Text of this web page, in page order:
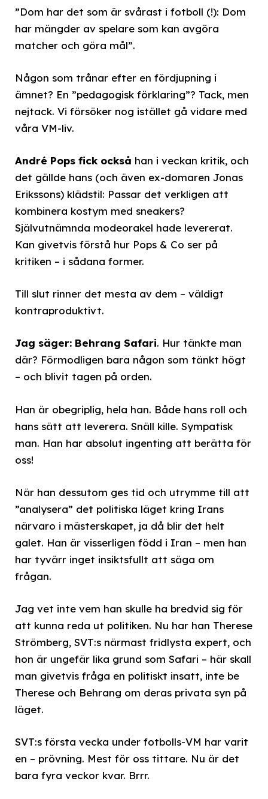
”Dom har det som är svårast i fotboll (!): Dom
har mängder av spelare som kan avgöra
matcher och göra mål”.
Någon som trånar efter en fördjupning i
ämnet? En ”pedagogisk förklaring”? Tack, men
nejtack. Vi försöker nog istället gå vidare med
våra VM-liv.
André Pops fick också han i veckan kritik, och
det gällde hans (och även ex-domaren Jonas
Erikssons) klädstil: Passar det verkligen att
kombinera kostym med sneakers?
Självutnämnda modeorakel hade levererat.
Kan givetvis förstå hur Pops & Co ser på
kritiken – i sådana former.
Till slut rinner det mesta av dem – väldigt
kontraproduktivt.
Jag säger: Behrang Safari. Hur tänkte man
där? Förmodligen bara någon som tänkt högt
– och blivit tagen på orden.
Han är obegriplig, hela han. Både hans roll och
hans sätt att leverera. Snäll kille. Sympatisk
man. Han har absolut ingenting att berätta för
oss!
När han dessutom ges tid och utrymme till att
”analysera” det politiska läget kring Irans
närvaro i mästerskapet, ja då blir det helt
galet. Han är visserligen född i Iran – men han
har tyvärr inget insiktsfullt att säga om
frågan.
Jag vet inte vem han skulle ha bredvid sig för
att kunna reda ut politiken. Nu har han Therese
Strömberg, SVT:s närmast fridlysta expert, och
hon är ungefär lika grund som Safari – här skall
man givetvis fråga en politiskt insatt, inte be
Therese och Behrang om deras privata syn på
läget.
SVT:s första vecka under fotbolls-VM har varit
en – prövning. Mest för oss tittare. Nu är det
bara fyra veckor kvar. Brrr.